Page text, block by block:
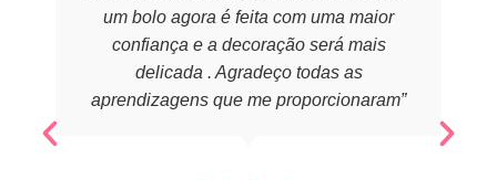
um bolo agora é feita com uma maior
confiança e a decoração será mais
delicada . Agradeço todas as
aprendizagens que me proporcionaram”